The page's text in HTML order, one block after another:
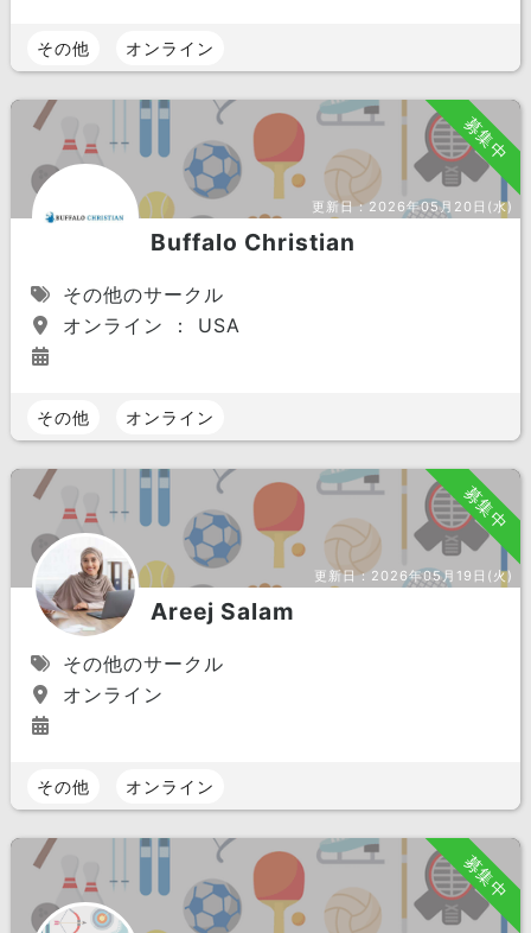
その他 オンライン
募集中
更新日：2026年05月20日(水)
Buffalo Christian
その他のサークル
オンライン ： USA
その他 オンライン
募集中
更新日： 2026年05月19日(火)
Areej Salam
その他のサークル
オンライン
その他 オンライン
募集中